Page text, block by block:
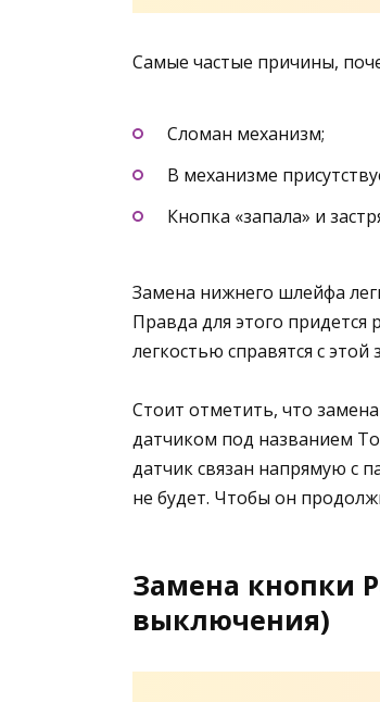
Самые частые причины,
Сломан механизм;
В механизме
Кнопка «запала» и
Замена нижнего шлейфа
Правда для этого
легкостью справятся с
Стоит отметить, что
датчиком под названием
датчик связан напрямую с
не будет. Чтобы он
Замена кнопки
выключения)